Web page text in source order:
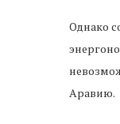
Однако
Аравию.